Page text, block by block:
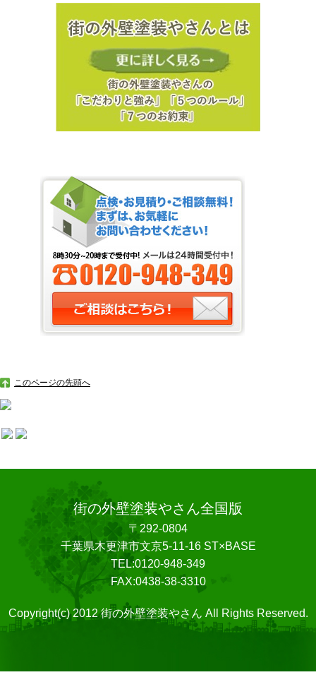
このページの先頭へ
街の外壁塗装やさん全国版
〒292-0804
千葉県木更津市文京5-11-16 ST×BASE
TEL:0120-948-349
FAX:0438-38-3310
Copyright(c) 2012 街の外壁塗装やさん All Rights Reserved.